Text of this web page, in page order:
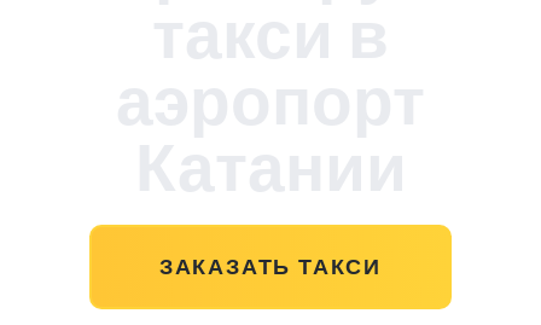
ЗАКАЗАТЬ ТАКСИ